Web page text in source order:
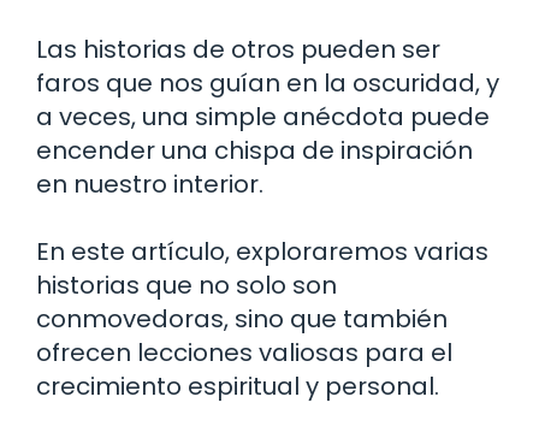
Las historias de otros pueden ser
faros que nos guían en la oscuridad, y
a veces, una simple anécdota puede
encender una chispa de inspiración
en nuestro interior.
En este artículo, exploraremos varias
historias que no solo son
conmovedoras, sino que también
ofrecen lecciones valiosas para el
crecimiento espiritual y personal.